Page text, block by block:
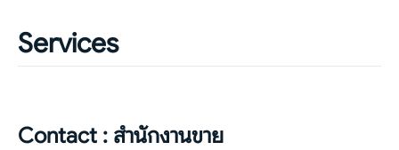
Services
Contact : สำนักงานขาย